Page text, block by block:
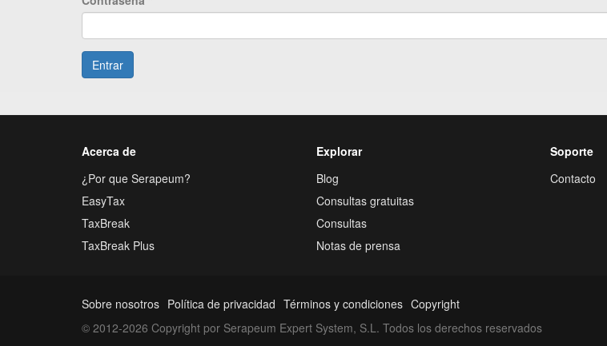
Entrar
Acerca de
¿Por que Serapeum?
EasyTax
TaxBreak
TaxBreak Plus
Explorar
Blog
Consultas gratuitas
Consultas
Notas de prensa
Soporte
Contacto
Sobre nosotros Política de privacidad Términos y condiciones Copyright
© 2012-2026 Copyright por Serapeum Expert System, S.L. Todos los derechos reservados